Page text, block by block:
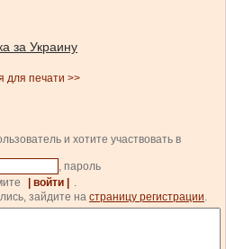
за Украину
для печати >>
и хотите участвовать в
, пароль
| войти |
.
зайдите на страницу регистрации.